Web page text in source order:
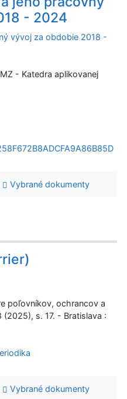
- 2024
vývoj za obdobie 2018 -
- Katedra aplikovanej
Vybrané dokumenty
poľovníkov, ochrancov a
s. 17. - Bratislava :
Vybrané dokumenty